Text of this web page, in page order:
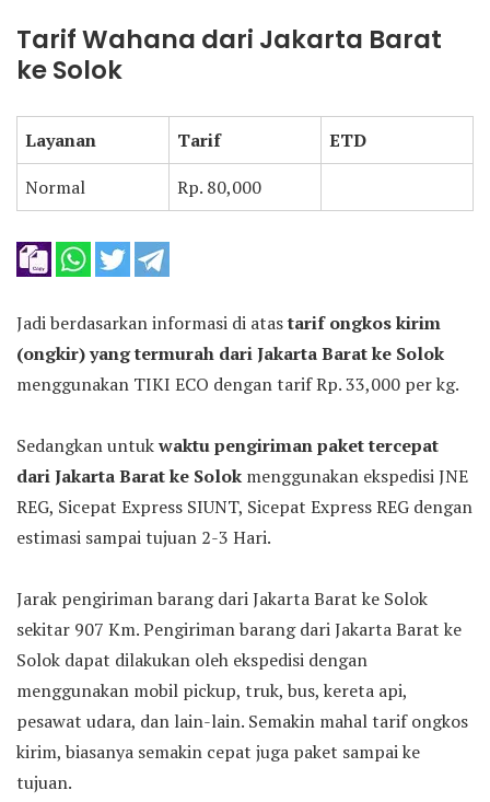
Tarif Wahana dari Jakarta Barat
ke Solok
Layanan Tarif
ETD
Normal
Rp. 80,000
Jadi berdasarkan informasi di atastarif ongkos kirim
(ongkir) yang termurah dari Jakarta Barat ke Solok
menggunakan TIKI ECO dengan tarif Rp. 33,000 per kg.
Sedangkan untukwaktu pengiriman paket tercepat
dari Jakarta Barat ke Solok menggunakan ekspedisi JNE
REG, Sicepat Express SIUNT, Sicepat Express REG dengan
estimasi sampai tujuan 2-3 Hari.
Jarak pengiriman barang dari Jakarta Barat ke Solok
sekitar 907 Km. Pengiriman barang dari Jakarta Barat ke
Solok dapat dilakukan oleh ekspedisi dengan
menggunakan mobil pickup, truk, bus, kereta api,
pesawat udara, dan lain-lain. Semakin mahal tarif ongkos
kirim, biasanya semakin cepat juga paket sampai ke
tujuan.